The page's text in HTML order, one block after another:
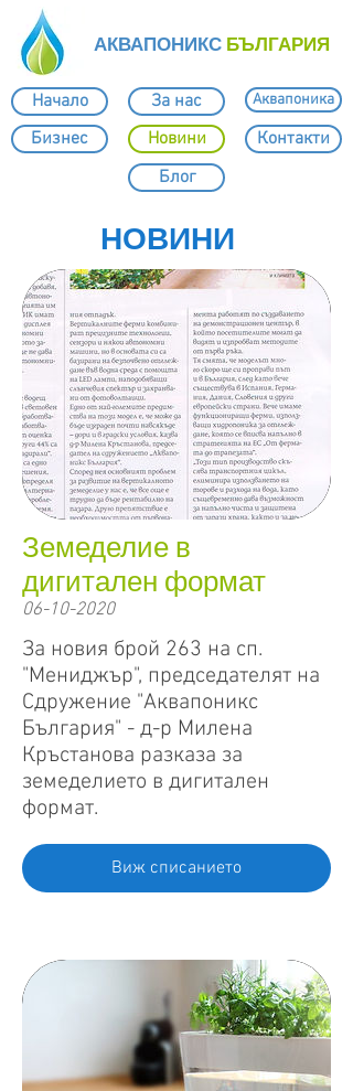
АКВАПОНИКС БЪЛГАРИЯ
Начало
Бизнес
За нас
Новини
Аквапоника
Контакти
Блог
НОВИНИ
Земеделие в
дигитален формат
06-10-2020
За новия брой 263 на сп.
"Мениджър", председателят на
Сдружение "Аквапоникс
България" - д-р Милена
Кръстанова разказа за
земеделието в дигитален
формат.
Виж списанието